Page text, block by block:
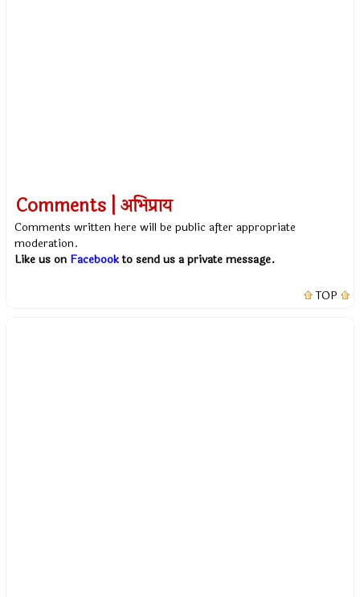
Comments | अभिप्राय
Comments written here will be public after appropriate
moderation.
Like us on Facebookto send us a private message.
TOP